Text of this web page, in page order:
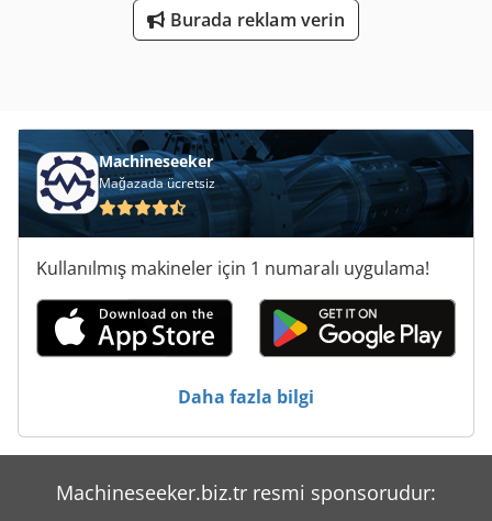
Burada reklam verin
Machineseeker
Mağazada ücretsiz
Kullanılmış makineler için 1 numaralı uygulama!
Daha fazla bilgi
Machineseeker.biz.tr resmi sponsorudur: